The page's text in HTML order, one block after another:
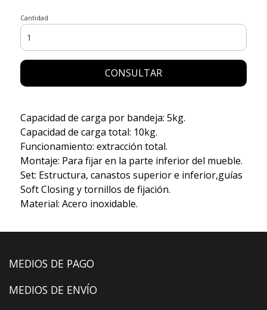
Cantidad
CONSULTAR
Capacidad de carga por bandeja: 5kg.
Capacidad de carga total: 10kg.
Funcionamiento: extracción total.
Montaje: Para fijar en la parte inferior del mueble.
Set: Estructura, canastos superior e inferior,guías
Soft Closing y tornillos de fijación.
Material: Acero inoxidable.
MEDIOS DE PAGO
MEDIOS DE ENVÍO